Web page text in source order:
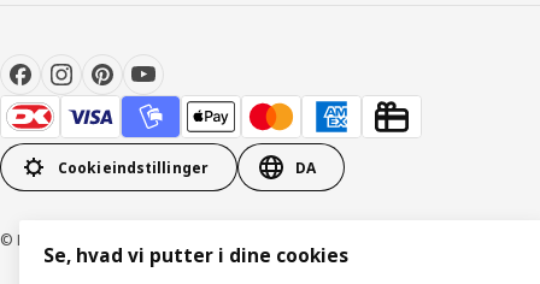
Cookieindstillinger DA
© Inter IKEA Systems B.V. 1999-2026
Se, hvad vi putter i dine cookies